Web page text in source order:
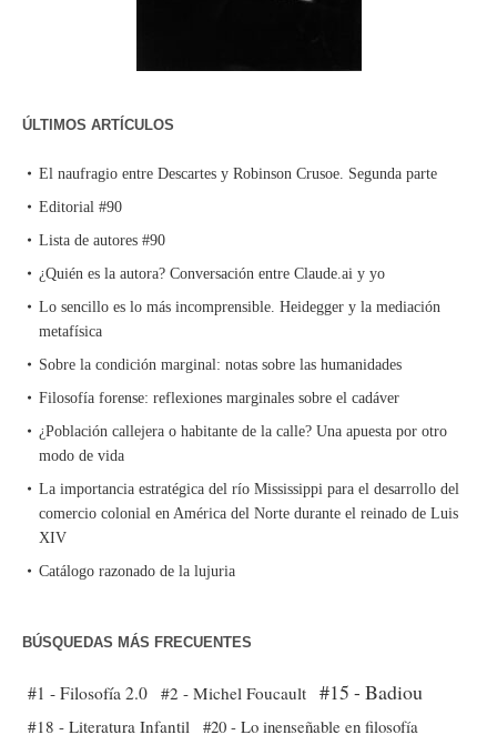
ÚLTIMOS ARTÍCULOS
El naufragio entre Descartes y Robinson Crusoe. Segunda parte
Editorial #90
Lista de autores #90
¿Quién es la autora? Conversación entre Claude.ai y yo
Lo sencillo es lo más incomprensible. Heidegger y la mediación
metafísica
Sobre la condición marginal: notas sobre las humanidades
Filosofía forense: reflexiones marginales sobre el cadáver
¿Población callejera o habitante de la calle? Una apuesta por otro
modo de vida
La importancia estratégica del río Mississippi para el desarrollo del
comercio colonial en América del Norte durante el reinado de Luis
XIV
Catálogo razonado de la lujuria
BÚSQUEDAS MÁS FRECUENTES
#1 - Filosofía 2.0 #2 - Michel Foucault #15 - Badiou
#18 - Literatura Infantil #20 - Lo inenseñable en filosofía